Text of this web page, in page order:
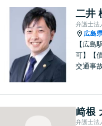
重視し
務所は
優先に
二井
弁護士法
広島
【広島
可】【
交通事
の「平
う、依
﨑根
弁護士法